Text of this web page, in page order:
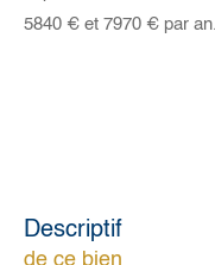
5840 € et 7970 € par an.
descriptif
de ce bien